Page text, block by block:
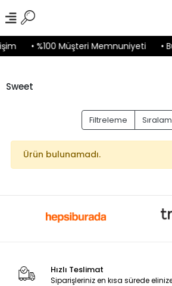
• %100 Müşteri Memnuniyeti •
Sweet
Filtreleme
Ürün bulunamadı.
Hızlı Teslimat
Siparişleriniz en kısa sürede